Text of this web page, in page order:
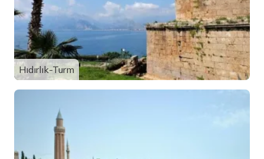
Hıdırlık-Turm